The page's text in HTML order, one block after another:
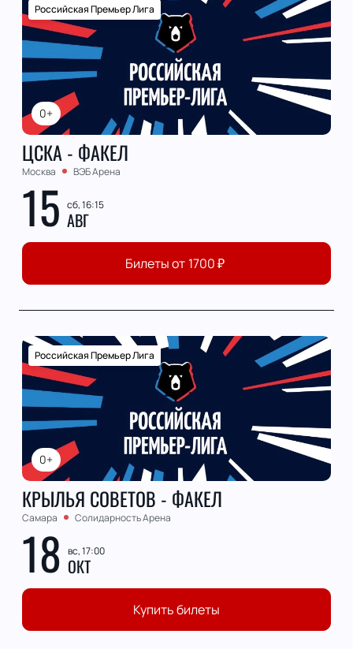
0+
Российская Премьер Лига
ЦСКА - ФАКЕЛ
Москва ВЭБ Арена
15 сб, 16:15
АВГ
Билеты от 1700₽
0+
Российская Премьер Лига
КРЫЛЬЯ СОВЕТОВ - ФАКЕЛ
Самара Солидарность Арена
18 вс, 17:00
ОКТ
Купить билеты